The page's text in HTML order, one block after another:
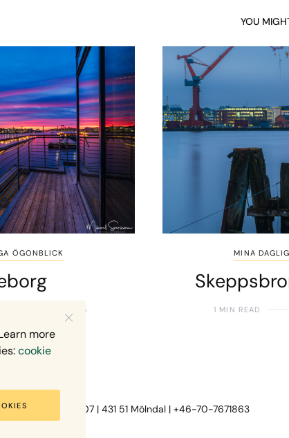
YOU
ÖGONBLICK
31 DECEMBER, 2025
MINA
1 MIN READ
407 | 431 51 Mölndal | +46-70-7671863
more
cookie